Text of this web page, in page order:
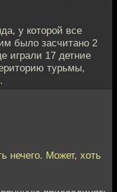
у которой все
было засчитано 2
играли 17 детние
турьмы,
нечего. Может, хоть